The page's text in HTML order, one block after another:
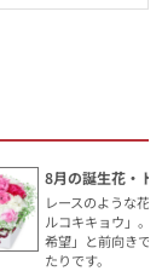
8月の誕生花・ト
レースのような花
ルコキキョウ」。
希望」と前向きで
たりです。